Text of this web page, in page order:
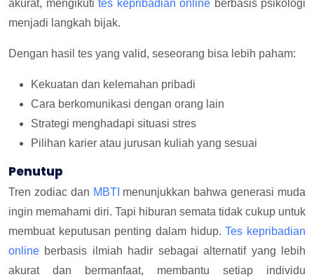
akurat, mengikuti tes kepribadian online berbasis psikologi
menjadi langkah bijak.
Dengan hasil tes yang valid, seseorang bisa lebih paham:
Kekuatan dan kelemahan pribadi
Cara berkomunikasi dengan orang lain
Strategi menghadapi situasi stres
Pilihan karier atau jurusan kuliah yang sesuai
Penutup
Tren zodiac dan MBTI menunjukkan bahwa generasi muda
ingin memahami diri. Tapi hiburan semata tidak cukup untuk
membuat keputusan penting dalam hidup.Tes kepribadian
online berbasis ilmiah hadir sebagai alternatif yang lebih
akurat dan bermanfaat, membantu setiap individu